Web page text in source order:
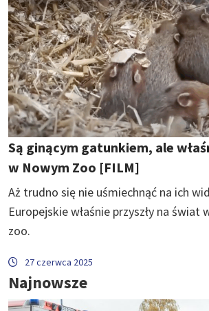
Są ginącym gatunkiem, ale
w Nowym Zoo [FILM]
Aż trudno się nie uśmiechnąć na ich
Europejskie właśnie przyszły na świat
zoo.
27 czerwca 2025
Najnowsze